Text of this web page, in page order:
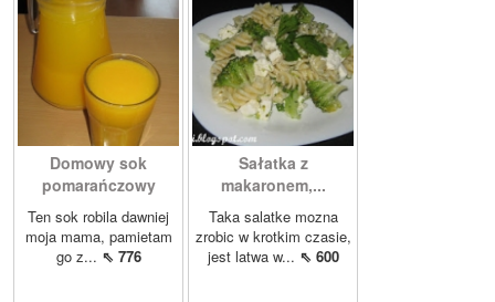
Domowy sok
pomarańczowy
Ten sok robila dawniej
moja mama, pamietam
go z... ⇖ 776
Sałatka z
makaronem,...
Taka salatke mozna
zrobic w krotkim czasie,
jest latwa w... ⇖ 600